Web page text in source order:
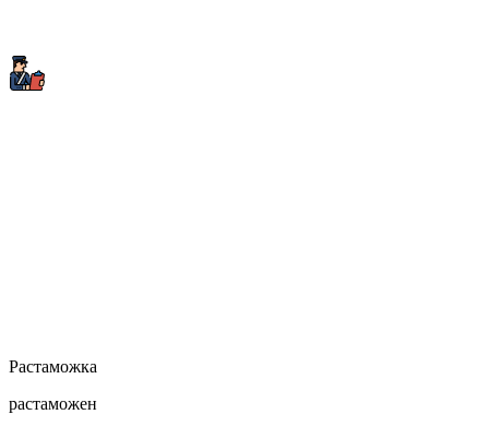
Растаможка
растаможен